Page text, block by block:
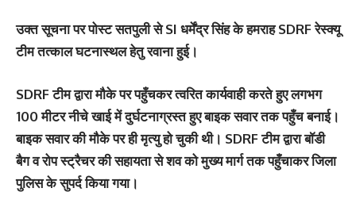
उक्त सूचना पर पोस्ट सतपुली से SI धर्मेंद्र सिंह के हमराह SDRF रेस्क्यू
टीम तत्काल घटनास्थल हेतु रवाना हुई।
SDRF टीम द्वारा मौके पर पहुँचकर त्वरित कार्यवाही करते हुए लगभग
100 मीटर नीचे खाई में दुर्घटनाग्रस्त हुए बाइक सवार तक पहुँच बनाई।
बाइक सवार की मौके पर ही मृत्यु हो चुकी थी। SDRF टीम द्वारा बॉडी
बैग व रोप स्ट्रैचर की सहायता से शव को मुख्य मार्ग तक पहुँचाकर जिला
पुलिस के सुपर्द किया गया।